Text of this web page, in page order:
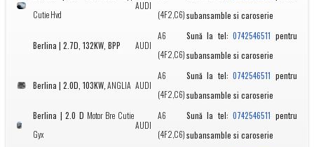
Cutie Hvd
AUDI
(4F2,C6)subansamble si caroserie
Berlina | 2.7D, 132KW, BPP AUDI
A6
(4F2,C6)
Sună la tel:0742546511 pentru
subansamble si caroserie
Berlina | 2.0D, 103KW, ANGLIA AUDI
A6
(4F2,C6)
Sună la tel:0742546511 pentru
subansamble si caroserie
Berlina | 2.0 D Motor Bre Cutie
Gyx
AUDI
A6
(4F2,C6)
Sună la tel:0742546511 pentru
subansamble si caroserie